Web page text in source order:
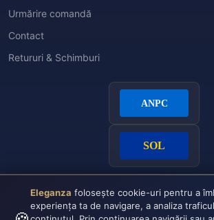
Urmărire comandă
Contact
Retururi & Schimburi
Eleganza folosește cookie-uri pentru a
experiența ta de navigare, a analiza